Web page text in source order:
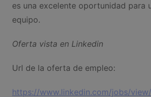
es una excelente oportunidad para
equipo.
Oferta vista en Linkedin
Url de la oferta de empleo:
https://www.linkedin.com/jobs/